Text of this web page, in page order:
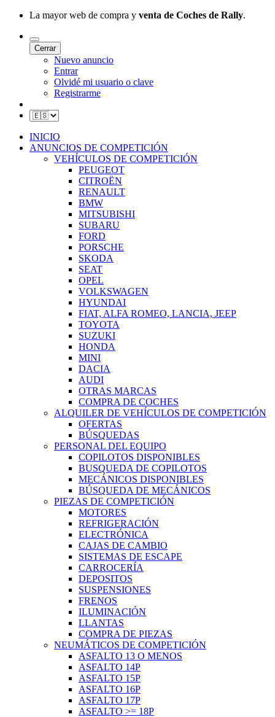
La mayor web de compra y venta de Coches de Rally.
Cerrar
Nuevo anuncio
Entrar
Olvidé mi usuario o clave
Registrarme
INICIO
ANUNCIOS DE COMPETICIÓN
VEHÍCULOS DE COMPETICIÓN
PEUGEOT
CITROËN
RENAULT
BMW
MITSUBISHI
SUBARU
FORD
PORSCHE
SKODA
SEAT
OPEL
VOLKSWAGEN
HYUNDAI
FIAT, ALFA ROMEO, LANCIA, JEEP
TOYOTA
SUZUKI
HONDA
MINI
DACIA
AUDI
OTRAS MARCAS
COMPRA DE COCHES
ALQUILER DE VEHÍCULOS DE COMPETICIÓN
OFERTAS
BÚSQUEDAS
PERSONAL DEL EQUIPO
COPILOTOS DISPONIBLES
BUSQUEDA DE COPILOTOS
MECÁNICOS DISPONIBLES
BÚSQUEDA DE MECÁNICOS
PIEZAS DE COMPETICIÓN
MOTORES
REFRIGERACIÓN
ELECTRÓNICA
CAJAS DE CAMBIO
SISTEMAS DE ESCAPE
CARROCERÍA
DEPOSITOS
SUSPENSIONES
FRENOS
ILUMINACIÓN
LLANTAS
COMPRA DE PIEZAS
NEUMÁTICOS DE COMPETICIÓN
ASFALTO 13 O MENOS
ASFALTO 14P
ASFALTO 15P
ASFALTO 16P
ASFALTO 17P
ASFALTO >= 18P